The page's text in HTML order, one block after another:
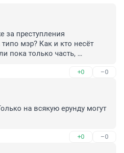
за преступления
мэр? Как и кто несёт
пока только часть,
+0 –0
на всякую ерунду могут
+0 –0